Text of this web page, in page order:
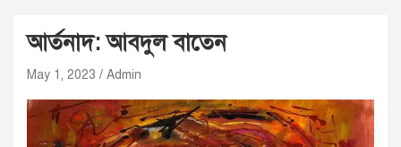
আর্তনাদ: আবদুল বাতেন
May 1, 2023 Admin